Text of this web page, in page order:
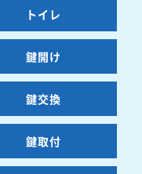
トイレ
鍵開け
鍵交換
鍵取付